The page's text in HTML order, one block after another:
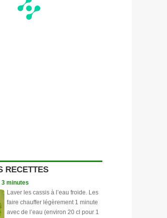
RECETTES
minutes
Laver les cassis à l’eau froide. Les
faire chauffer légèrement 1 minute
avec de l’eau (environ 20 cl pour 1